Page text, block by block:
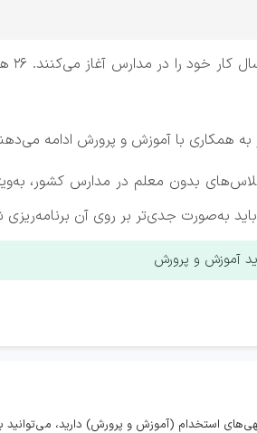
در
بدون معلم در مدارس کشور،
به‌صورت جدی‌تر بر روی آن برنامه‌ریزی
آموزش و پرورش
استخدام (آموزش و پرورش) دارید،